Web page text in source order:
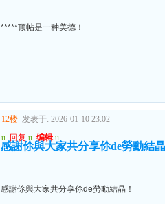
*****顶帖是一种美德！
12楼 发表于: 2026-01-10 23:02 ---
u 回复 u 编辑 u
感謝伱與大家共分享伱de勞動結
感謝伱與大家共分享伱de勞動結晶！